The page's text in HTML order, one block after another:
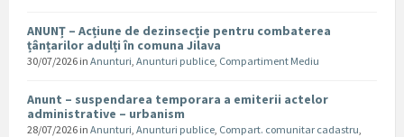
ANUNȚ – Acțiune de dezinsecție pentru combaterea
țânțarilor adulți în comuna Jilava
30/07/2026 in Anunturi, Anunturi publice, Compartiment Mediu
Anunt – suspendarea temporara a emiterii actelor
administrative – urbanism
28/07/2026 in Anunturi, Anunturi publice, Compart. comunitar cadastru,